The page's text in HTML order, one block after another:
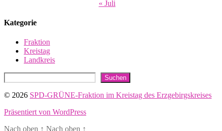
« Juli
Kategorie
Fraktion
Kreistag
Landkreis
Suchen
Suchen
© 2026 SPD-GRÜNE-Fraktion im Kreistag des Erzgebirgskreises
Präsentiert von WordPress
Nach oben ↑ Nach oben ↑